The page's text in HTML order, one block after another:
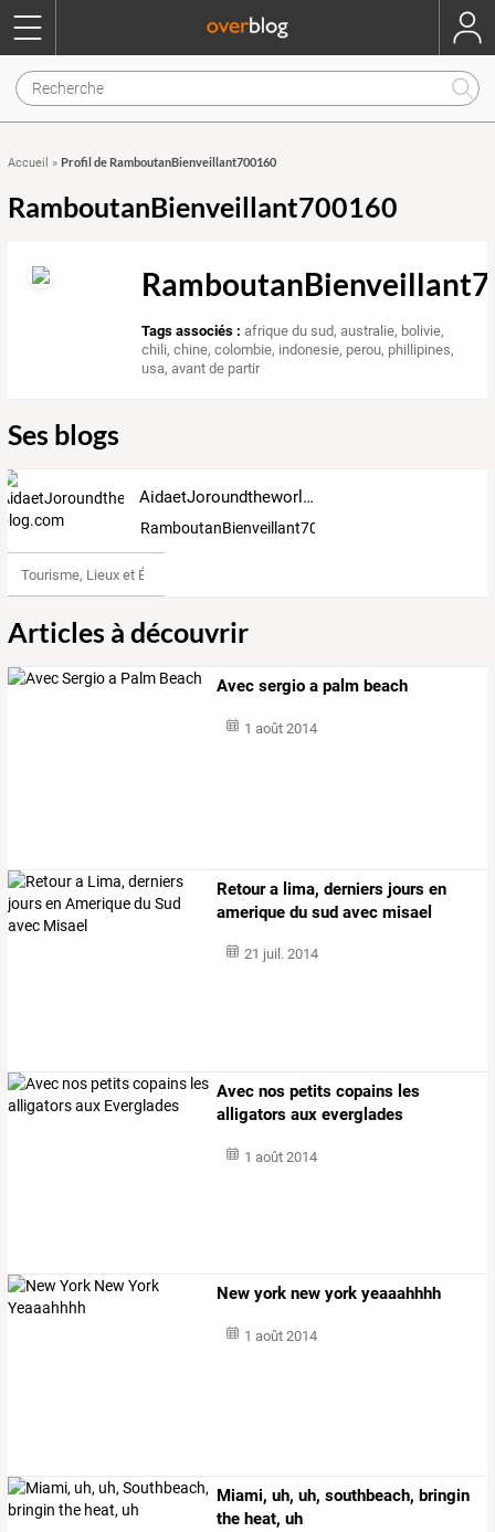
Accueil » Profil de RamboutanBienveillant700160
RamboutanBienveillant700160
Tags associés : afrique du sud,australie, bolivie,
chili,chine,colombie, indonesie, perou, phillipines,
usa,avant de partir
Ses blogs
AidaetJoroundtheworld.over-blog.com
RamboutanBienveillant700160
Tourisme, Lieux et Événements
Articles à découvrir
Avec sergio a palm beach
1 août 2014
Retour a lima, derniers jours en
amerique du sud avec misael
21 juil. 2014
Avec nos petits copains les
alligators aux everglades
1 août 2014
New york new york yeaaahhhh
1 août 2014
Miami, uh, uh, southbeach, bringin
the heat, uh